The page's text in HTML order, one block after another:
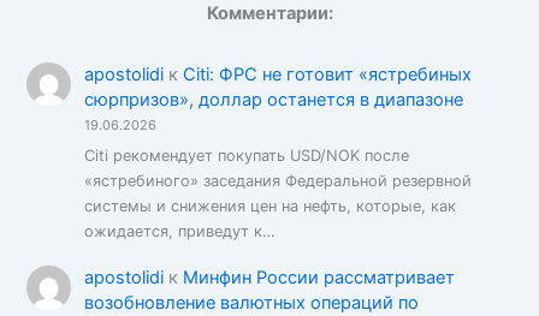
Комментарии:
apostolidiк Citi: ФРС не готовит «ястребиных
сюрпризов», доллар останется в диапазоне
19.06.2026
Citi рекомендует покупать USD/NOK после
«ястребиного» заседания Федеральной резервной
системы и снижения цен на нефть, которые, как
ожидается, приведут к…
apostolidiк Минфин России рассматривает
возобновление валютных операций по